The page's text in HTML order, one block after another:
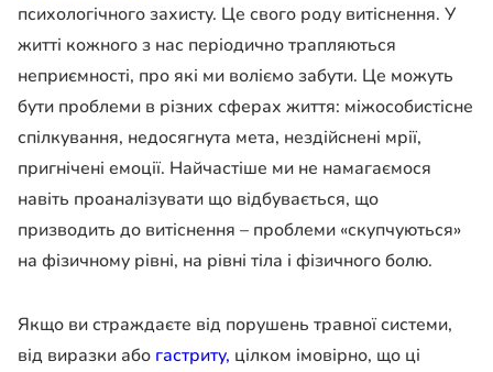
психологічного захисту. Це свого роду витіснення. У
житті кожного з нас періодично трапляються
неприємності, про які ми воліємо забути. Це можуть
бути проблеми в різних сферах життя: міжособистісне
спілкування, недосягнута мета, нездійснені мрії,
пригнічені емоції. Найчастіше ми не намагаємося
навіть проаналізувати що відбувається, що
призводить до витіснення – проблеми «скупчуються»
на фізичному рівні, на рівні тіла і фізичного болю.
Якщо ви страждаєте від порушень травної системи,
від виразки або гастриту, цілком імовірно, що ці